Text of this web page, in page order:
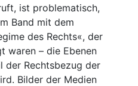
ist problematisch,
Band mit dem
des Rechts«, der
waren – die Ebenen
der Rechtsbezug der
Bilder der Medien